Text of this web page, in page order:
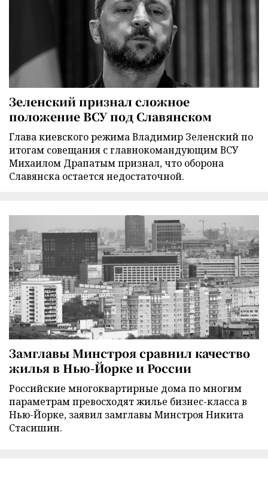
Зеленский признал сложное
положение ВСУ под Славянском
Глава киевского режима Владимир Зеленский по
итогам совещания с главнокомандующим ВСУ
Михаилом Драпатым признал, что оборона
Славянска остается недостаточной.
Замглавы Минстроя сравнил качество
жилья в Нью-Йорке и России
Российские многоквартирные дома по многим
параметрам превосходят жилье бизнес-класса в
Нью-Йорке, заявил замглавы Минстроя Никита
Стасишин.